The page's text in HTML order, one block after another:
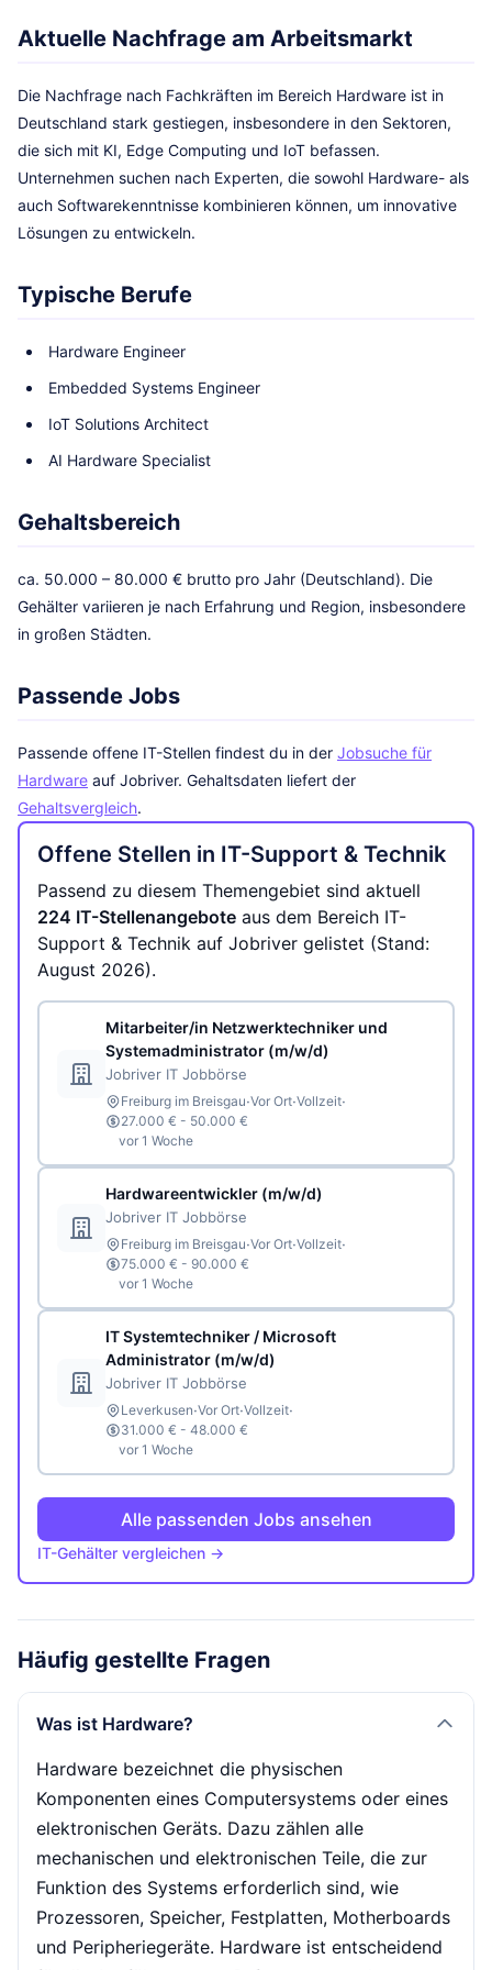
Aktuelle Nachfrage am Arbeitsmarkt
Die Nachfrage nach Fachkräften im Bereich Hardware ist in
Deutschland stark gestiegen, insbesondere in den Sektoren,
die sich mit KI, Edge Computing und IoT befassen.
Unternehmen suchen nach Experten, die sowohl Hardware- als
auch Softwarekenntnisse kombinieren können, um innovative
Lösungen zu entwickeln.
Typische Berufe
Hardware Engineer
Embedded Systems Engineer
IoT Solutions Architect
AI Hardware Specialist
Gehaltsbereich
ca. 50.000 – 80.000 € brutto pro Jahr (Deutschland). Die
Gehälter variieren je nach Erfahrung und Region, insbesondere
in großen Städten.
Passende Jobs
Passende offene IT-Stellen findest du in der Jobsuche für
Hardware auf Jobriver. Gehaltsdaten liefert der
Gehaltsvergleich.
Offene Stellen in IT-Support & Technik
Passend zu diesem Themengebiet sind aktuell
224 IT-Stellenangebote aus dem Bereich IT-
Support & Technik auf Jobriver gelistet (Stand:
August 2026).
Mitarbeiter/in Netzwerktechniker und
Systemadministrator (m/w/d)
Jobriver IT Jobbörse
Freiburg im Breisgau·Vor Ort·Vollzeit·
27.000 € - 50.000 €
vor 1 Woche
Hardwareentwickler (m/w/d)
Jobriver IT Jobbörse
Freiburg im Breisgau·Vor Ort·Vollzeit·
75.000 € - 90.000 €
vor 1 Woche
IT Systemtechniker / Microsoft
Administrator (m/w/d)
Jobriver IT Jobbörse
Leverkusen·Vor Ort·Vollzeit·
31.000 € - 48.000 €
vor 1 Woche
Alle passenden Jobs ansehen
IT-Gehälter vergleichen →
Häufig gestellte Fragen
Was ist Hardware?
Hardware bezeichnet die physischen
Komponenten eines Computersystems oder eines
elektronischen Geräts. Dazu zählen alle
mechanischen und elektronischen Teile, die zur
Funktion des Systems erforderlich sind, wie
Prozessoren, Speicher, Festplatten, Motherboards
und Peripheriegeräte. Hardware ist entscheidend